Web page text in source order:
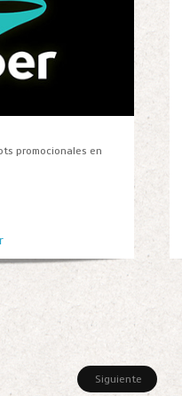
promocionales en
Siguiente